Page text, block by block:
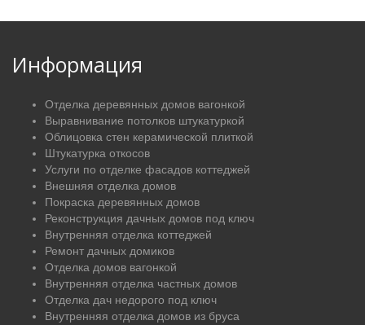
Информация
Отделка деревянных домов вагонкой
Выравнивание потолков штукатуркой
Облицовка стен керамической плиткой
Штукатурка откосов
Услуги по отделке фасадов коттеджей
Внешняя отделка домов
Покраска деревянных домов
Реконструкция дачных домов под ключ
Внутренняя отделка коттеджей
Ремонт дачных домиков
Отделка домов вагонкой
Внутренняя отделка частных домов
Отделка дач недорого под ключ
Внутренняя отделка домов из бруса